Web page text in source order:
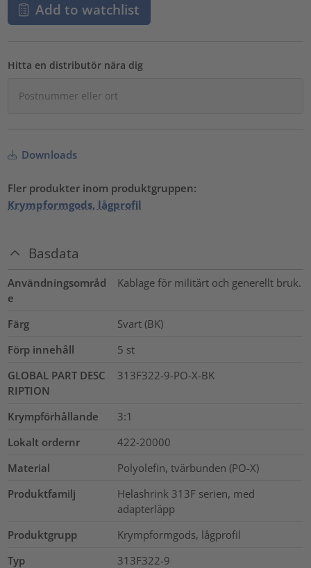
Add to watchlist
Hitta en distributör nära dig
Downloads
Fler produkter inom produktgruppen:
Krympformgods, lågprofil
Basdata
Användningsområd
e
Kablage för militärt och generellt bruk.
Färg
Svart (BK)
Förp innehåll
5 st
GLOBAL PART DESC
RIPTION
313F322-9-PO-X-BK
Krympförhållande
3:1
Lokalt ordernr
422-20000
Material
Polyolefin, tvärbunden (PO-X)
Produktfamilj
Helashrink 313F serien, med
adapterläpp
Produktgrupp
Krympformgods, lågprofil
Typ
313F322-9